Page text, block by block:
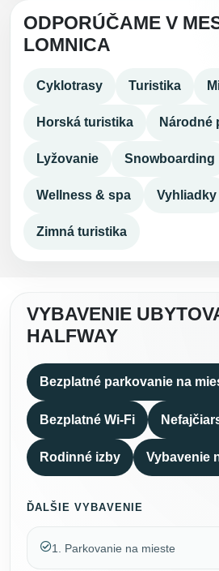
ODPORÚČAME V
LOMNICA
Cyklotrasy Turistika
Horská turistika Národné
Lyžovanie Snowboarding
Wellness & spa Vyhliadky
Zimná turistika
VYBAVENIE
HALFWAY
Bezplatné parkovanie na
Bezplatné Wi-Fi
Rodinné izby Vybavenie
ĎALŠIE VYBAVENIE
1. Parkovanie na mieste